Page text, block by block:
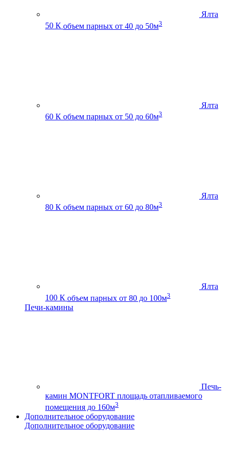
Ялта
50 К объем парных от 40 до 50м3
Ялта
60 К объем парных от 50 до 60м3
Ялта
80 К объем парных от 60 до 80м3
Ялта
100 К объем парных от 80 до 100м3
Печи-камины
Печь-
камин MONTFORT площадь отапливаемого
помещения до 160м3
Дополнительное оборудование
Дополнительное оборудование